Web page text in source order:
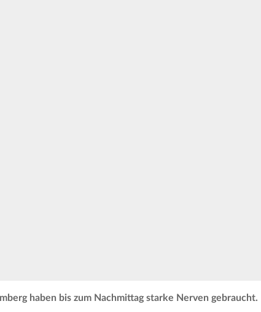
haben bis zum Nachmittag starke Nerven gebraucht.